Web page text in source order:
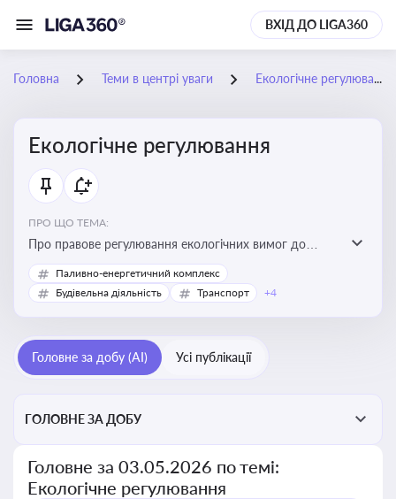
ВХІД ДО LIGA360
Головна Теми в центрі уваги Екологічне регулювання
Екологічне регулювання
ПРО ЩО ТЕМА:
Про правове регулювання екологічних вимог до
виробництв, включно з дозволами, перевірками,
стандартами викидів і гармонізацією з
Паливно-енергетичний комплекс
Будівельна діяльність
Транспорт +4
Головне за добу (AI) Усі публікації
ГОЛОВНЕ ЗА ДОБУ
Головне за 03.05.2026 по темі:
Екологічне регулювання